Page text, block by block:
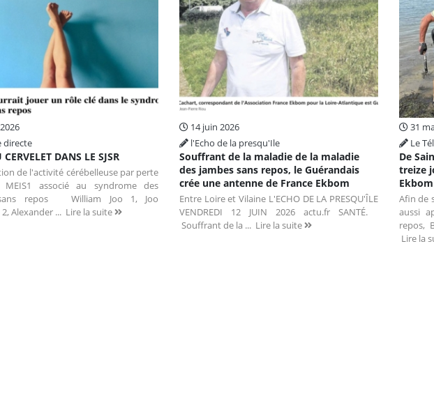
directe
CERVELET DANS LE SJSR
de l'activité cérébelleuse par perte
associé au syndrome des
repos William Joo 1, Joo
Alexander ... Lire la suite
14 juin 2026
l'Echo de la presqu'Ile
Souffrant de la maladie de la maladie
des jambes sans repos, le Guérandais
crée une antenne de France Ekbom
Entre Loire et Vilaine L'ECHO DE LA PRESQU'ÎLE
VENDREDI 12 JUIN 2026 actu.fr SANTÉ.
Souffrant de la ... Lire la suite
31
Le
De
treize
Ekbom
Afin de
aussi
repos,
Lire la